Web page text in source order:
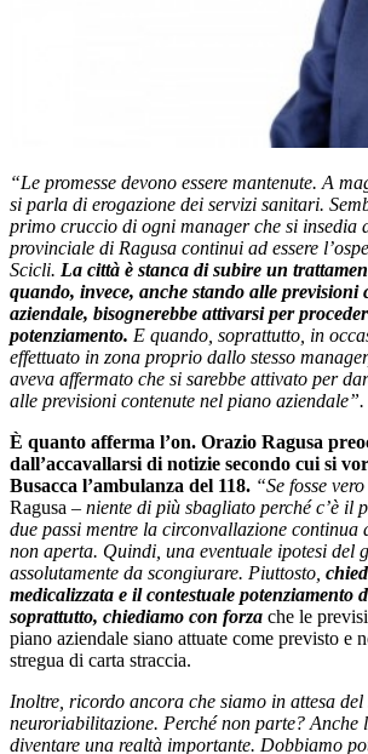
“Le promesse devono essere mantenute. A
si parla di erogazione dei servizi sanitari.
primo cruccio di ogni manager che si insedia
provinciale di Ragusa continui ad essere
Scicli. La città è stanca di subire un
quando, invece, anche stando alle previsioni
aziendale, bisognerebbe attivarsi per
potenziamento. E quando, soprattutto, in
effettuato in zona proprio dallo stesso
aveva affermato che si sarebbe attivato per
alle previsioni contenute nel piano aziendale”.
È quanto afferma l’on. Orazio Ragusa
dall’accavallarsi di notizie secondo cui si
Busacca l’ambulanza del 118. “Se fosse vero
Ragusa – niente di più sbagliato perché c’è il
due passi mentre la circonvallazione continua
non aperta. Quindi, una eventuale ipotesi del
assolutamente da scongiurare. Piuttosto,
medicalizzata e il contestuale potenziamento
soprattutto, chiediamo con forza che le
piano aziendale siano attuate come previsto e
stregua di carta straccia.
Inoltre, ricordo ancora che siamo in attesa
neuroriabilitazione. Perché non parte? Anche
diventare una realtà importante. Dobbiamo